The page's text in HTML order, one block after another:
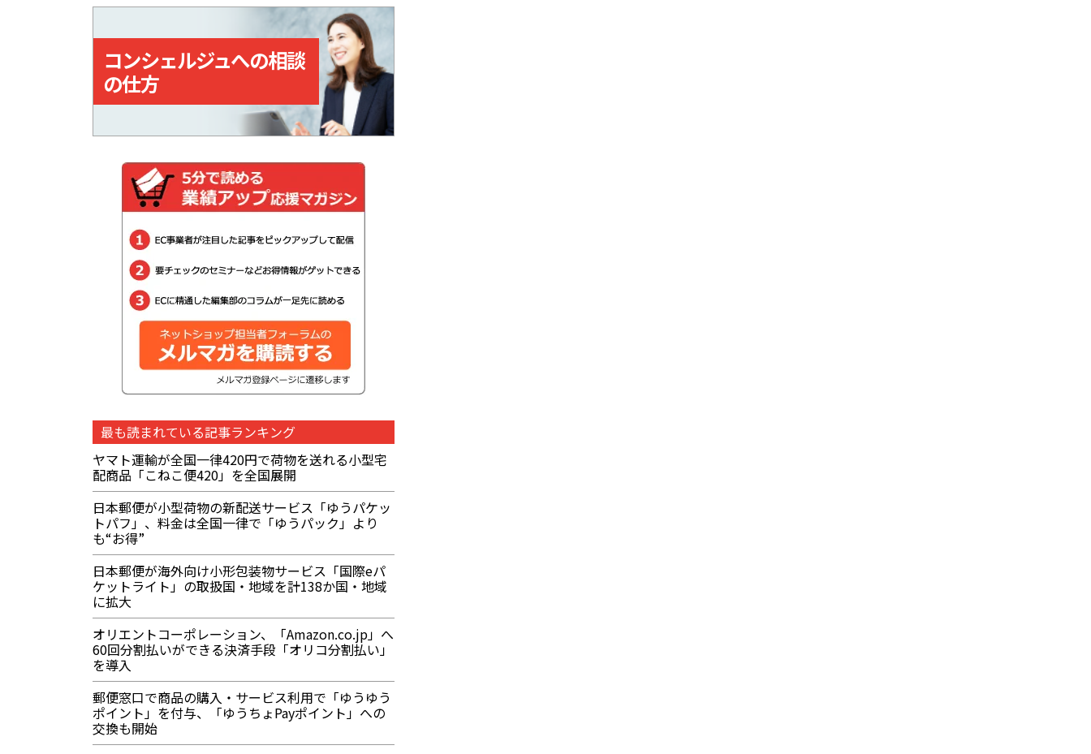
が貯まる。
コンシェルジュへの相談
の仕方
最も読まれている記事ランキング
ヤマト運輸が全国一律420円で荷物を送れる小型宅
配商品「こねこ便420」を全国展開
日本郵便が小型荷物の新配送サービス「ゆうパケッ
トパフ」、料金は全国一律で「ゆうパック」より
も“お得”
日本郵便が海外向け小形包装物サービス「国際eパ
ケットライト」の取扱国・地域を計138か国・地域
に拡大
オリエントコーポレーション、「Amazon.co.jp」へ
60回分割払いができる決済手段「オリコ分割払い」
を導入
郵便窓口で商品の購入・サービス利用で「ゆうゆう
ポイント」を付与、「ゆうちょPayポイント」への
交換も開始